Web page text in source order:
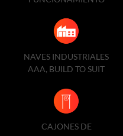
NAVES INDUSTRIALES
AAA, BUILD TO SUIT
CAJONES DE